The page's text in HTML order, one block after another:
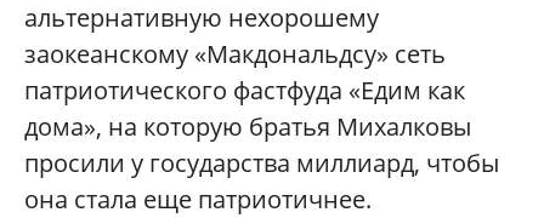
альтернативную нехорошему
заокеанскому «Макдональдсу» сеть
патриотического фастфуда «Едим как
дома», на которую братья Михалковы
просили у государства миллиард, чтобы
она стала еще патриотичнее.